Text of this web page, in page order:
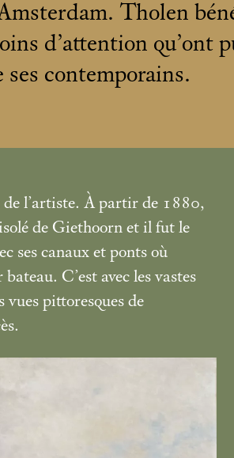
Tholen
d’attention qu’ont
ses contemporains.
de l’artiste. À partir de 1880,
de Giethoorn et il fut le
ses canaux et ponts où
C’est avec les vastes
vues pittoresques de